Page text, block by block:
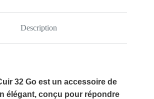
Description
32 Go est un accessoire de
élégant, conçu pour répondre